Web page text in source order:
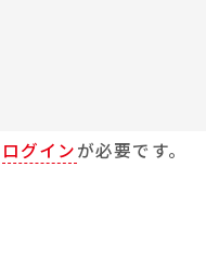
ログインが必要です。